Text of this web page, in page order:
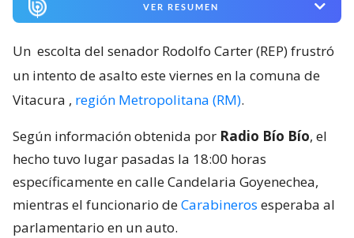
VER RESUMEN
Un escolta del senador Rodolfo Carter (REP) frustró
un intento de asalto este viernes en la comuna de
Vitacura , región Metropolitana (RM).
Según información obtenida por Radio Bío Bío, el
hecho tuvo lugar pasadas la 18:00 horas
específicamente en calle Candelaria Goyenechea,
mientras el funcionario deCarabineros esperaba al
parlamentario en un auto.